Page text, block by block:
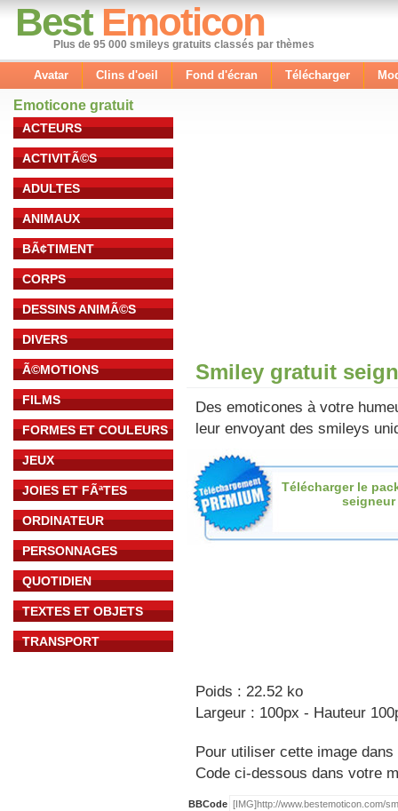
Best Emoticon
Plus de 95 000 smileys gratuits classés par thèmes
Avatar Clins d'oeil Fond d'écran Télécharger
Emoticone gratuit
ACTEURS
ACTIVITÃ©S
ADULTES
ANIMAUX
BÃ¢TIMENT
CORPS
DESSINS ANIMÃ©S
DIVERS
Ã©MOTIONS
FILMS
FORMES ET COULEURS
JEUX
JOIES ET FÃªTES
ORDINATEUR
PERSONNAGES
QUOTIDIEN
TEXTES ET OBJETS
TRANSPORT
Smiley gratuit
Des emoticones à votre
leur envoyant des smileys
Télécharger le
seigneur
Poids : 22.52 ko
Largeur : 100px - Hauteur
Pour utiliser cette image
Code ci-dessous dans votre
BBCode